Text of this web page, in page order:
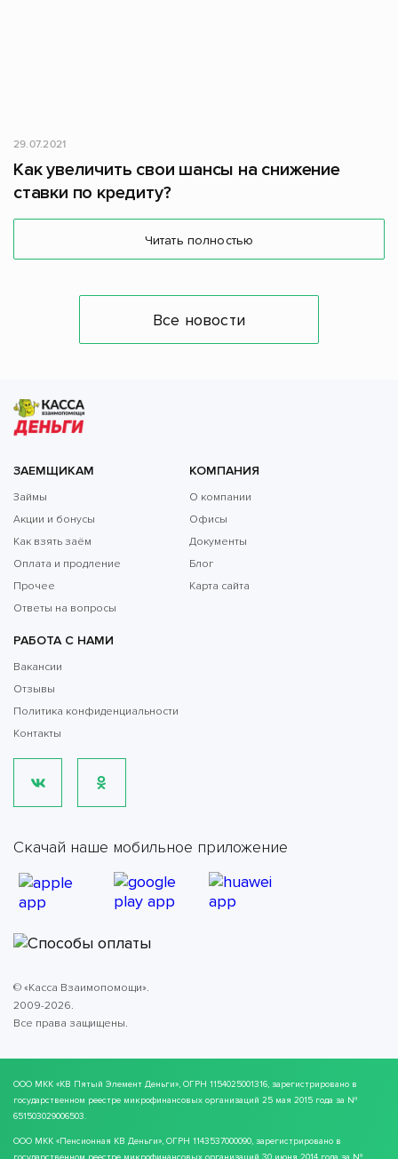
29.07.2021
Как увеличить свои шансы на снижение
ставки по кредиту?
Читать полностью
Все новости
ЗАЕМЩИКАМ
Займы
Акции и бонусы
Как взять заём
Оплата и продление
Прочее
Ответы на вопросы
КОМПАНИЯ
О компании
Офисы
Документы
Блог
Карта сайта
РАБОТА С НАМИ
Вакансии
Отзывы
Политика конфиденциальности
Контакты
Скачай наше мобильное приложение
© «Касса Взаимопомощи».
2009-2026.
Все права защищены.
ООО МКК «КВ Пятый Элемент Деньги», ОГРН 1154025001316, зарегистрировано в
государственном реестре микрофинансовых организаций 25 мая 2015 года за №
651503029006503.
ООО МКК «Пенсионная КВ Деньги», ОГРН 1143537000090, зарегистрировано в